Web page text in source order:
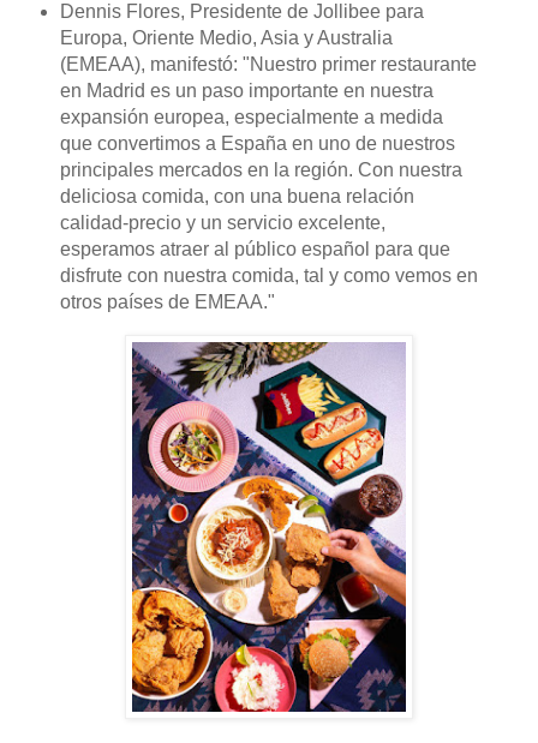
Dennis Flores, Presidente de Jollibee para
Europa, Oriente Medio, Asia y Australia
(EMEAA), manifestó: "Nuestro primer restaurante
en Madrid es un paso importante en nuestra
expansión europea, especialmente a medida
que convertimos a España en uno de nuestros
principales mercados en la región. Con nuestra
deliciosa comida, con una buena relación
calidad-precio y un servicio excelente,
esperamos atraer al público español para que
disfrute con nuestra comida, tal y como vemos en
otros países de EMEAA."